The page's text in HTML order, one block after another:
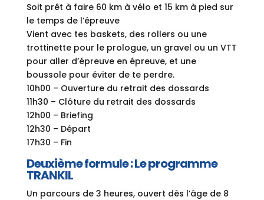
Soit prêt à faire 60 km à vélo et 15 km à pied sur
le temps de l’épreuve
Vient avec tes baskets, des rollers ou une
trottinette pour le prologue, un gravel ou un VTT
pour aller d’épreuve en épreuve, et une
boussole pour éviter de te perdre.
10h00 – Ouverture du retrait des dossards
11h30 – Clôture du retrait des dossards
12h00 – Briefing
12h30 – Départ
17h30 – Fin
Deuxième formule : Le programme
TRANKIL
Un parcours de 3 heures, ouvert dès l’âge de 8